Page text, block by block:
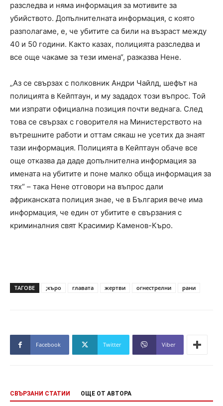
разследва и няма информация за мотивите за
убийството. Допълнителната информация, с която
разполагаме, е, че убитите са били на възраст между
40 и 50 години. Както казах, полицията разследва и
все още чакаме за тези имена“, разказва Нене.
„Аз се свързах с полковник Андри Чайлд, шефът на
полицията в Кейптаун, и му зададох този въпрос. Той
ми изпрати официална позиция почти веднага. След
това се свързах с говорителя на Министерството на
вътрешните работи и оттам сякаш не усетих да знаят
тази информация. Полицията в Кейптаун обаче все
още отказва да даде допълнителна информация за
имената на убитите и поне малко обща информация за
тях“ – така Нене отговори на въпрос дали
африканската полиция знае, че в България вече има
информация, че един от убитите е свързания с
криминалния свят Красимир Каменов-Къро.
ТАГОВЕ ;къро главата жертви огнестрелни рани
Facebook Twitter Viber
СВЪРЗАНИ СТАТИИ ОЩЕ ОТ АВТОРА